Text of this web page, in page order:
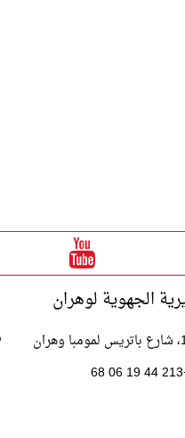
الجهوية لوهران